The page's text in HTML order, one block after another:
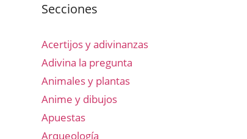
Secciones
Acertijos y adivinanzas
Adivina la pregunta
Animales y plantas
Anime y dibujos
Apuestas
Arqueología